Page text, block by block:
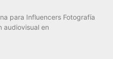
para Influencers Fotografía
audiovisual en